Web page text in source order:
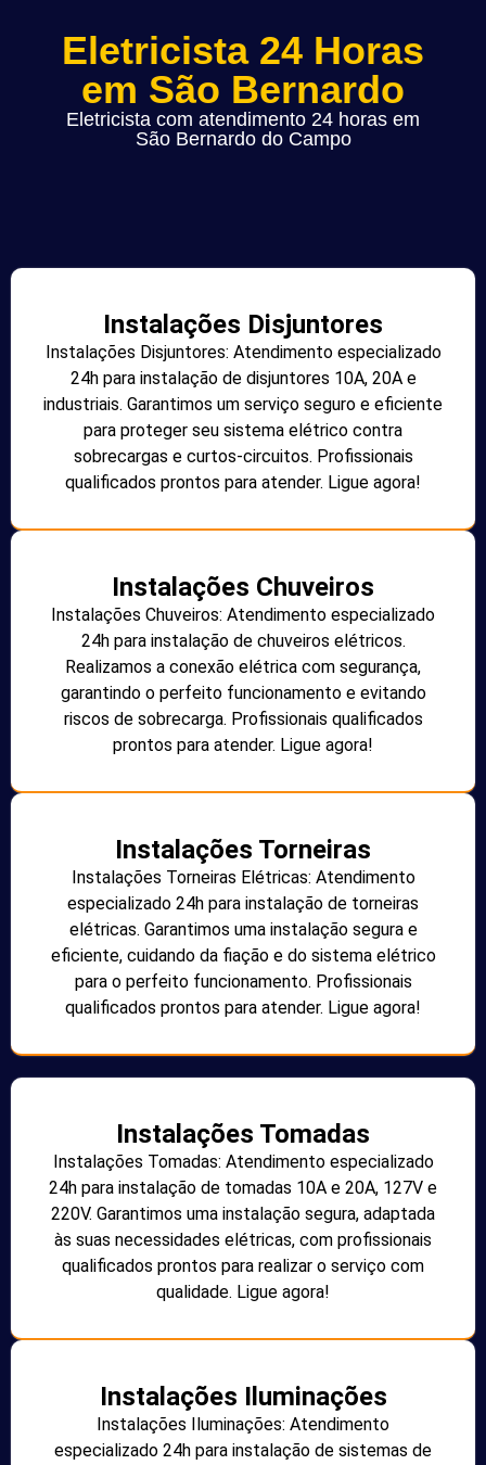
Eletricista 24 Horas
em São Bernardo
Eletricista com atendimento 24 horas em
São Bernardo do Campo
Instalações Disjuntores
Instalações Disjuntores: Atendimento especializado
24h para instalação de disjuntores 10A, 20A e
industriais. Garantimos um serviço seguro e eficiente
para proteger seu sistema elétrico contra
sobrecargas e curtos-circuitos. Profissionais
qualificados prontos para atender. Ligue agora!
Instalações Chuveiros
Instalações Chuveiros: Atendimento especializado
24h para instalação de chuveiros elétricos.
Realizamos a conexão elétrica com segurança,
garantindo o perfeito funcionamento e evitando
riscos de sobrecarga. Profissionais qualificados
prontos para atender. Ligue agora!
Instalações Torneiras
Instalações Torneiras Elétricas: Atendimento
especializado 24h para instalação de torneiras
elétricas. Garantimos uma instalação segura e
eficiente, cuidando da fiação e do sistema elétrico
para o perfeito funcionamento. Profissionais
qualificados prontos para atender. Ligue agora!
Instalações Tomadas
Instalações Tomadas: Atendimento especializado
24h para instalação de tomadas 10A e 20A, 127V e
220V. Garantimos uma instalação segura, adaptada
às suas necessidades elétricas, com profissionais
qualificados prontos para realizar o serviço com
qualidade. Ligue agora!
Instalações Iluminações
Instalações Iluminações: Atendimento
especializado 24h para instalação de sistemas de